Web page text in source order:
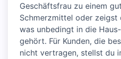
Geschäftsfrau zu einem
Schmerzmittel oder zeigst
was unbedingt in die
gehört. Für Kunden, die
nicht vertragen, stellst du